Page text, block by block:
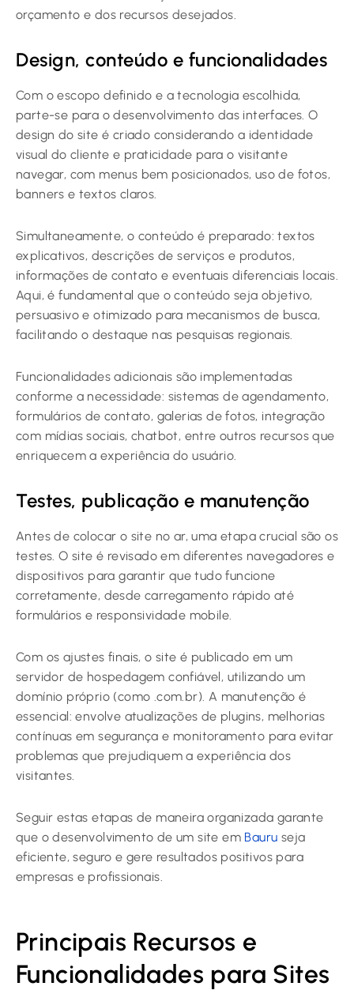
orçamento e dos recursos desejados.
Design, conteúdo e funcionalidades
Com o escopo definido e a tecnologia escolhida,
parte-se para o desenvolvimento das interfaces. O
design do site é criado considerando a identidade
visual do cliente e praticidade para o visitante
navegar, com menus bem posicionados, uso de fotos,
banners e textos claros.
Simultaneamente, o conteúdo é preparado: textos
explicativos, descrições de serviços e produtos,
informações de contato e eventuais diferenciais locais.
Aqui, é fundamental que o conteúdo seja objetivo,
persuasivo e otimizado para mecanismos de busca,
facilitando o destaque nas pesquisas regionais.
Funcionalidades adicionais são implementadas
conforme a necessidade: sistemas de agendamento,
formulários de contato, galerias de fotos, integração
com mídias sociais, chatbot, entre outros recursos que
enriquecem a experiência do usuário.
Testes, publicação e manutenção
Antes de colocar o site no ar, uma etapa crucial são os
testes. O site é revisado em diferentes navegadores e
dispositivos para garantir que tudo funcione
corretamente, desde carregamento rápido até
formulários e responsividade mobile.
Com os ajustes finais, o site é publicado em um
servidor de hospedagem confiável, utilizando um
domínio próprio (como .com.br). A manutenção é
essencial: envolve atualizações de plugins, melhorias
contínuas em segurança e monitoramento para evitar
problemas que prejudiquem a experiência dos
visitantes.
Seguir estas etapas de maneira organizada garante
que o desenvolvimento de um site em Bauru seja
eficiente, seguro e gere resultados positivos para
empresas e profissionais.
Principais Recursos e
Funcionalidades para Sites